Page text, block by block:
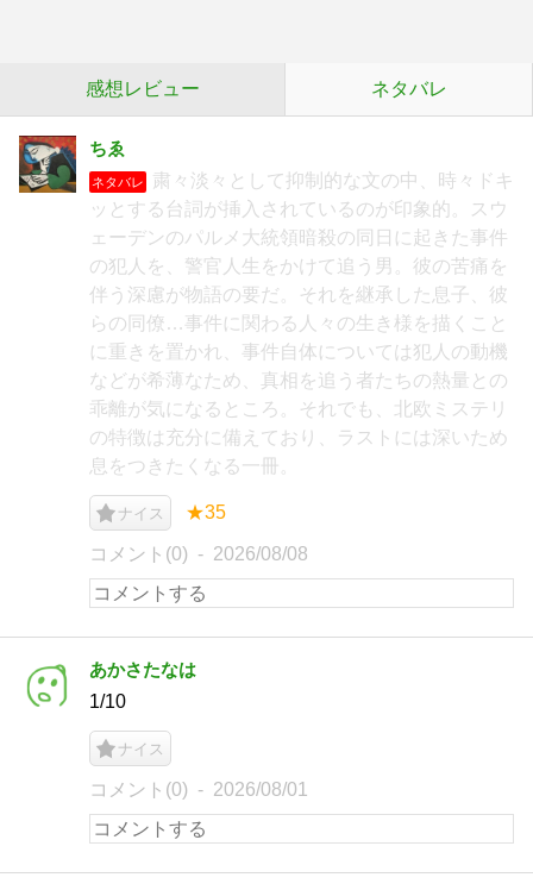
感想レビュー ネタバレ
ちゑ
ネタバレ
粛々淡々として抑制的な文の中、時々ドキ
ッとする台詞が挿入されているのが印象的。スウ
ェーデンのパルメ大統領暗殺の同日に起きた事件
の犯人を、警官人生をかけて追う男。彼の苦痛を
伴う深慮が物語の要だ。それを継承した息子、彼
らの同僚…事件に関わる人々の生き様を描くこと
に重きを置かれ、事件自体については犯人の動機
などが希薄なため、真相を追う者たちの熱量との
乖離が気になるところ。それでも、北欧ミステリ
の特徴は充分に備えており、ラストには深いため
息をつきたくなる一冊。
ナイス ★35
コメント(0) 2026/08/08
あかさたなは
1/10
ナイス
コメント(0) 2026/08/01